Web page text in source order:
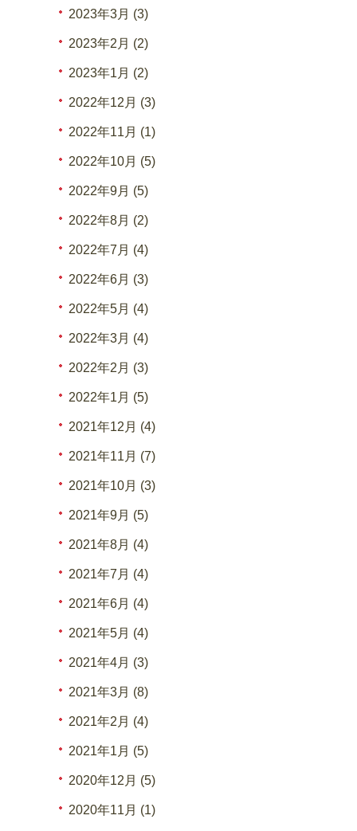
2023年3月 (3)
2023年2月 (2)
2023年1月 (2)
2022年12月 (3)
2022年11月 (1)
2022年10月 (5)
2022年9月 (5)
2022年8月 (2)
2022年7月 (4)
2022年6月 (3)
2022年5月 (4)
2022年3月 (4)
2022年2月 (3)
2022年1月 (5)
2021年12月 (4)
2021年11月 (7)
2021年10月 (3)
2021年9月 (5)
2021年8月 (4)
2021年7月 (4)
2021年6月 (4)
2021年5月 (4)
2021年4月 (3)
2021年3月 (8)
2021年2月 (4)
2021年1月 (5)
2020年12月 (5)
2020年11月 (1)